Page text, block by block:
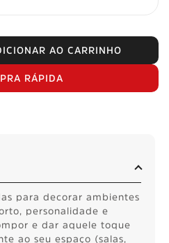
AO CARRINHO
RÁPIDA
para decorar ambientes
personalidade e
e dar aquele toque
ao seu espaço (salas,